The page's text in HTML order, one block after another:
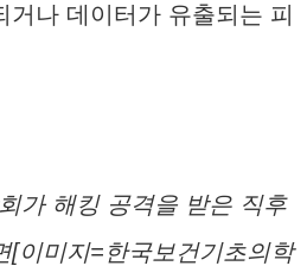
나 데이터가 유출되는 피
가 해킹 공격을 받은 직후
[이미지=한국보건기초의학